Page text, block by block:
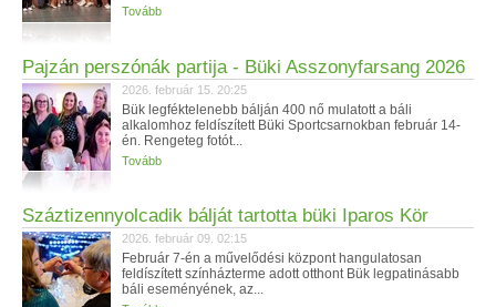
Tovább
Pajzán perszónák partija - Büki Asszonyfarsang 2026
2026. február 15. 20:25
Bük legféktelenebb bálján 400 nő mulatott a báli
alkalomhoz feldíszített Büki Sportcsarnokban február 14-
én. Rengeteg fotót...
Tovább
Száztizennyolcadik bálját tartotta büki Iparos Kör
2026. február 09. 02:15
Február 7-én a művelődési központ hangulatosan
feldíszített színházterme adott otthont Bük legpatinásabb
báli eseményének, az...